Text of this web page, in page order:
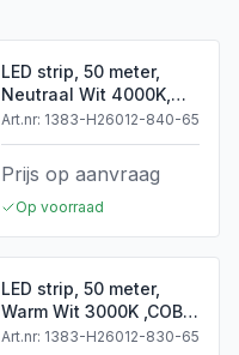
LED strip, 50 meter,
Neutraal Wit 4000K,
COB, High Voltage,
220V, IP65
Art.nr: 1383-H26012-840-65
Prijs op aanvraag
Op voorraad
LED strip, 50 meter,
Warm Wit 3000K ,COB,
High Voltage, 220V,
Art.nr: 1383-H26012-830-65